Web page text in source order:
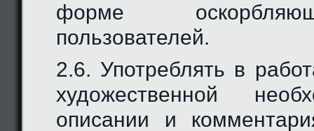
форме
пользователей.
2.6. Употреблять в
художественной
описании и